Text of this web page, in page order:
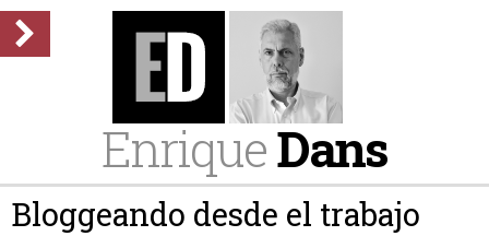
EnriqueDans
Bloggeando desde el trabajo